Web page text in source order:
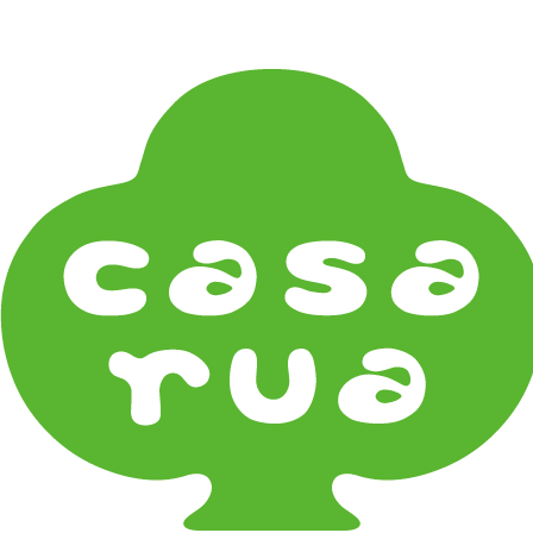
《作家・工芸》Crafts
漆器 Lacquerware
《器タイプ》Tableware Type
鉢・小鉢 Small Bowls
小皿・豆皿 Small Plates & Pea Cups
平皿 Flat Plates
中皿 Side Plates